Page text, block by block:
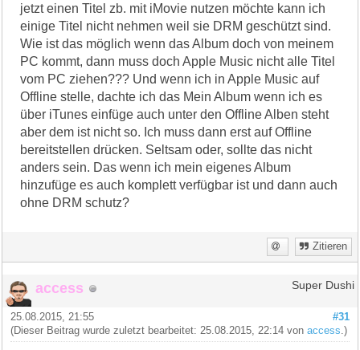
jetzt einen Titel zb. mit iMovie nutzen möchte kann ich
einige Titel nicht nehmen weil sie DRM geschützt sind.
Wie ist das möglich wenn das Album doch von meinem
PC kommt, dann muss doch Apple Music nicht alle Titel
vom PC ziehen??? Und wenn ich in Apple Music auf
Offline stelle, dachte ich das Mein Album wenn ich es
über iTunes einfüge auch unter den Offline Alben steht
aber dem ist nicht so. Ich muss dann erst auf Offline
bereitstellen drücken. Seltsam oder, sollte das nicht
anders sein. Das wenn ich mein eigenes Album
hinzufüge es auch komplett verfügbar ist und dann auch
ohne DRM schutz?
Zitieren
access Super Dushi
#31
25.08.2015, 21:55
(Dieser Beitrag wurde zuletzt bearbeitet: 25.08.2015, 22:14 vonaccess.)